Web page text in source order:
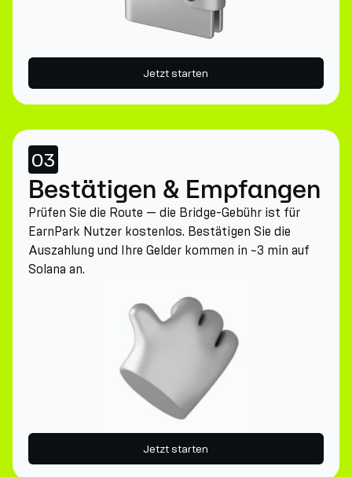
Jetzt starten
03
Bestätigen & Empfangen
Prüfen Sie die Route — die Bridge-Gebühr ist für
EarnPark Nutzer kostenlos. Bestätigen Sie die
Auszahlung und Ihre Gelder kommen in ~3 min auf
Solana an.
Jetzt starten